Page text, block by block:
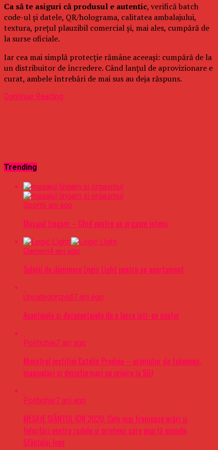
Ca să te asiguri că produsul e autentic, verifică batch
code-ul și datele, QR/holograma, calitatea ambalajului,
textura, prețul plauzibil comercial și, mai ales, cumpără de
la surse oficiale.
Iar cea mai simplă protecție rămâne aceeași: cumpără de la
un distribuitor de încredere. Când lanțul de aprovizionare e
curat, ambele întrebări de mai sus au deja răspuns.
Continue Reading
Trending
Sport6 ani ago
Masajul Lingam – Ghid pentru un orgasm intens
Oameni4 ani ago
Soluții de iluminare Logic Light pentru un apartament
Uncategorized7 ani ago
Avantajele si dezavantajele de a lucra intr-un coafor
Politichie7 ani ago
Ministrul justitiei Catalin Predoiu – promotor de fakenews,
manipulari si dezinformari cu privire la SIIJ
Politichie7 ani ago
MESAJE SFÂNTUL ION 2020. Cele mai frumoase urări şi
felicitări pentru rudele şi prietenii care poartă numele
Sfântului Ioan